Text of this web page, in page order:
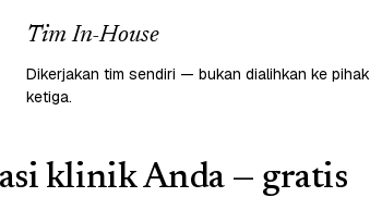
Tim In-House
Dikerjakan tim sendiri — bukan dialihkan ke pihak
ketiga.
klinik Anda — gratis